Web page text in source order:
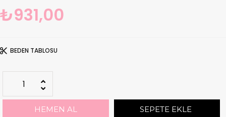
₺931,00
BEDEN TABLOSU